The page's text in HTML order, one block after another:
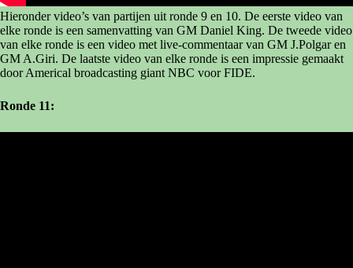
Hieronder video’s van partijen uit ronde 9 en 10. De eerste video van
elke ronde is een samenvatting van GM Daniel King. De tweede video
van elke ronde is een video met live-commentaar van GM J.Polgar en
GM A.Giri. De laatste video van elke ronde is een impressie gemaakt
door Americal broadcasting giant NBC voor FIDE.
Ronde 11: